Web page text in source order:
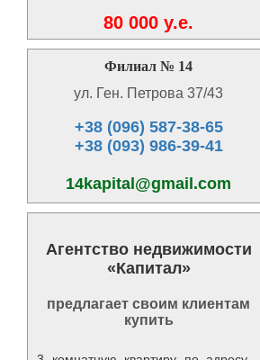
80 000 y.e.
Филиал № 14
ул. Ген. Петрова 37/43
+38 (096) 587-38-65
+38 (093) 986-39-41
14kapital@gmail.com
Агентство недвижимости
«Капитал»
предлагает своим клиентам
купить